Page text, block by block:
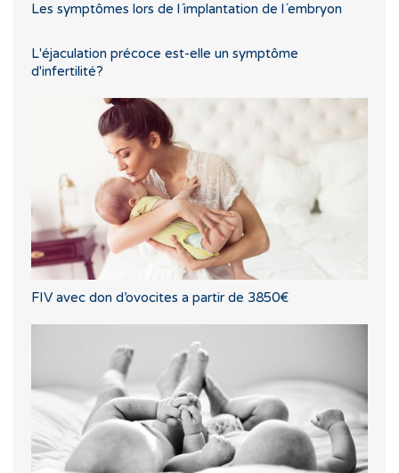
Les symptômes lors de l´implantation de l´embryon
L'éjaculation précoce est-elle un symptôme
d'infertilité?
FIV avec don d’ovocites a partir de 3850€